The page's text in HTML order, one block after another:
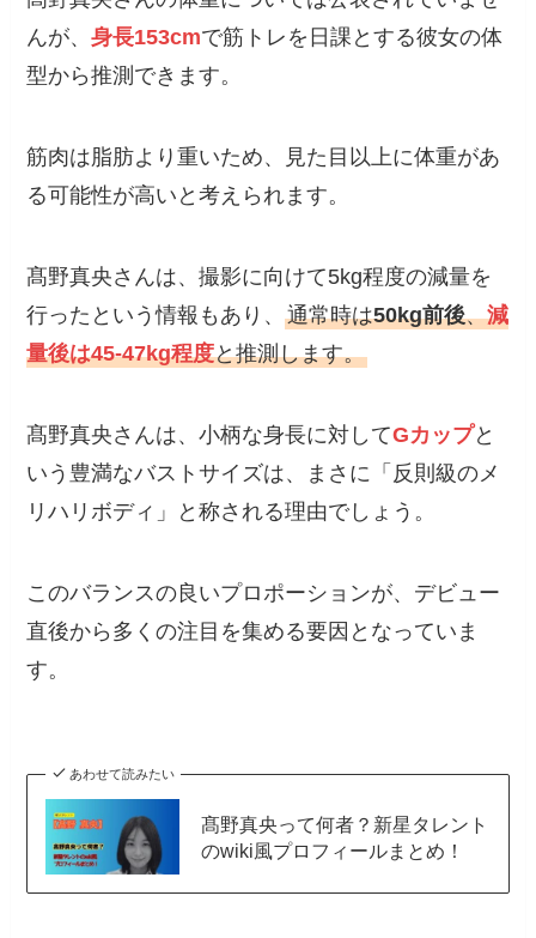
んが、身長153cmで筋トレを日課とする彼女の体
型から推測できます。
筋肉は脂肪より重いため、見た目以上に体重があ
る可能性が高いと考えられます。
髙野真央さんは、撮影に向けて5kg程度の減量を
行ったという情報もあり、通常時は50kg前後、減
量後は45-47kg程度と推測します。
髙野真央さんは、小柄な身長に対してGカップと
いう豊満なバストサイズは、まさに「反則級のメ
リハリボディ」と称される理由でしょう。
このバランスの良いプロポーションが、デビュー
直後から多くの注目を集める要因となっていま
す。
あわせて読みたい
髙野真央って何者？新星タレント
のwiki風プロフィールまとめ！